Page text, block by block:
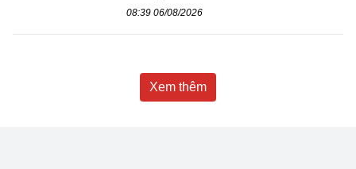
08:39 06/08/2026
Xem thêm